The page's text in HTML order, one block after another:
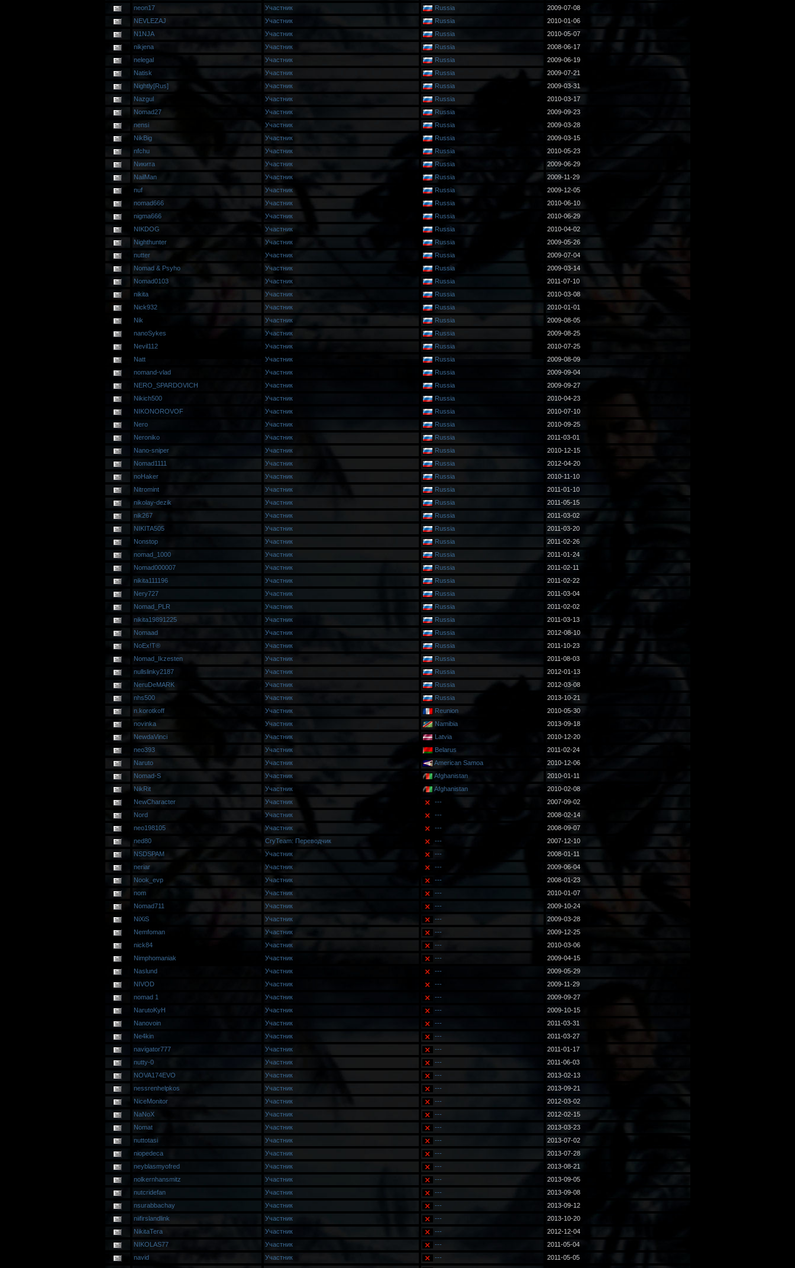
neon17
Участник Russia
2009-07-08
NEVLEZAJ
Участник Russia
2010-01-06
N1NJA
Участник Russia
2010-05-07
nikjena
Участник Russia
2008-06-17
nelegal
Участник Russia
2009-06-19
Natisk
Участник Russia
2009-07-21
Nightly[Rus]
Участник Russia
2009-03-31
Nazgul
Участник Russia
2010-03-17
Nomad27
Участник Russia
2009-09-23
nensi
Участник Russia
2009-03-28
NikBig
Участник Russia
2009-03-15
nfchu
Участник Russia
2010-05-23
Nикита
Участник Russia
2009-06-29
NailMan
Участник Russia
2009-11-29
nuf
Участник Russia
2009-12-05
nomad666
Участник Russia
2010-06-10
nigma666
Участник Russia
2010-06-29
NIKDOG
Участник Russia
2010-04-02
Nighthunter
Участник Russia
2009-05-26
nutter
Участник Russia
2009-07-04
Nomad & Psyho
Участник Russia
2009-03-14
Nomad0103
Участник Russia
2011-07-10
nikita
Участник Russia
2010-03-08
Nick932
Участник Russia
2010-01-01
Nik
Участник Russia
2009-08-05
nanoSykes
Участник Russia
2009-08-25
Nevil112
Участник Russia
2010-07-25
Natt
Участник Russia
2009-08-09
nomand-vlad
Участник Russia
2009-09-04
NERO_SPARDOVICH
Участник Russia
2009-09-27
Nikich500
Участник Russia
2010-04-23
NIKONOROVOF
Участник Russia
2010-07-10
Nero
Участник Russia
2010-09-25
Neroniko
Участник Russia
2011-03-01
Nano-sniper
Участник Russia
2010-12-15
Nomad1111
Участник Russia
2012-04-20
noHaker
Участник Russia
2010-11-10
Nitromint
Участник Russia
2011-01-10
nikolay-dezik
Участник Russia
2011-05-15
nik267
Участник Russia
2011-03-02
NIKITA505
Участник Russia
2011-03-20
Nonstop
Участник Russia
2011-02-26
nomad_1000
Участник Russia
2011-01-24
Nomad000007
Участник Russia
2011-02-11
nikita111196
Участник Russia
2011-02-22
Nery727
Участник Russia
2011-03-04
Nomad_PLR
Участник Russia
2011-02-02
nikita19891225
Участник Russia
2011-03-13
Nomaad
Участник Russia
2012-08-10
NoEx!T®
Участник Russia
2011-10-23
Nomad_Ikzesten
Участник Russia
2011-08-03
nullslinky2187
Участник Russia
2012-01-13
NeruDeMARK
Участник Russia
2012-03-08
nhs500
Участник Russia
2013-10-21
n.korotkoff
Участник Reunion
2010-05-30
novinka
Участник Namibia
2013-09-18
NewdaVinci
Участник Latvia
2010-12-20
neo393
Участник Belarus
2011-02-24
Naruto
Участник American Samoa
2010-12-06
Nomad-S
Участник Afghanistan
2010-01-11
NikRit
Участник Afghanistan
2010-02-08
NewCharacter
Участник ---
2007-09-02
Nord
Участник ---
2008-02-14
neo198105
Участник ---
2008-09-07
ned80
CryTeam: Переводчик ---
2007-12-10
NSDSPAM
Участник ---
2008-01-11
neriar
Участник ---
2009-06-04
Nook_evp
Участник ---
2008-01-23
nom
Участник ---
2010-01-07
Nomad711
Участник ---
2009-10-24
NiXiS
Участник ---
2009-03-28
Nemfoman
Участник ---
2009-12-25
nick84
Участник ---
2010-03-06
Nimphomaniak
Участник ---
2009-04-15
Naslund
Участник ---
2009-05-29
NIVOD
Участник ---
2009-11-29
nomad 1
Участник ---
2009-09-27
NarutoKyH
Участник ---
2009-10-15
Nanovoin
Участник ---
2011-03-31
Ne4kin
Участник ---
2011-03-27
navigator777
Участник ---
2011-01-17
nutty-0
Участник ---
2011-06-03
NOVA174EVO
Участник ---
2013-02-13
nessrenhelpkos
Участник ---
2013-09-21
NiceMonitor
Участник ---
2012-03-02
NaNoX
Участник ---
2012-02-15
Nomat
Участник ---
2013-03-23
nuttotasi
Участник ---
2013-07-02
niopedeca
Участник ---
2013-07-28
neyblasmyofred
Участник ---
2013-08-21
nolkernhansmitz
Участник ---
2013-09-05
nutcridefan
Участник ---
2013-09-08
nsurabbachay
Участник ---
2013-09-12
niifirslandlink
Участник ---
2013-10-20
NikitaTera
Участник ---
2012-12-04
NIKOLAS77
Участник ---
2011-05-04
navid
Участник ---
2011-05-05